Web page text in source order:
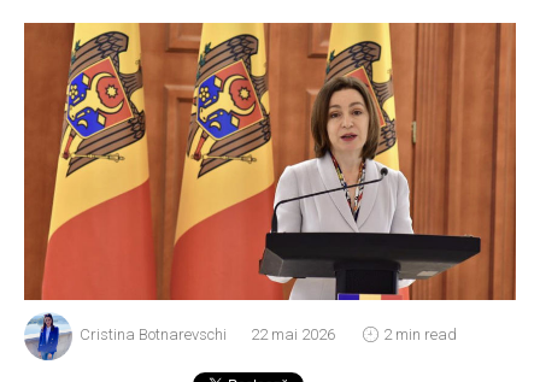
Cristina Botnarevschi 22 mai 2026 2 min read